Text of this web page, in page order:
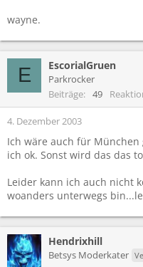
wayne.
E EscorialGruen
Parkrocker
Beiträge
49
4. Dezember 2003
Ich wäre auch für
ich ok. Sonst wird das das
Leider kann ich auch nicht
woanders unterwegs
Hendrixhill
Betsys Moderkater